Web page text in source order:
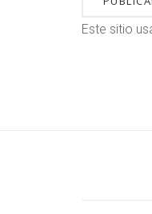
Este sitio